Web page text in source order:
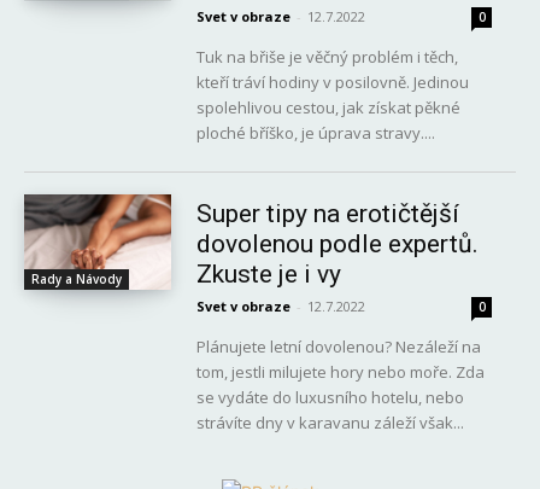
Svet v obraze - 12.7.2022 0
Tuk na břiše je věčný problém i těch,
kteří tráví hodiny v posilovně. Jedinou
spolehlivou cestou, jak získat pěkné
ploché bříško, je úprava stravy....
Rady a Návody
Super tipy na erotičtější
dovolenou podle expertů.
Zkuste je i vy
Svet v obraze - 12.7.2022 0
Plánujete letní dovolenou? Nezáleží na
tom, jestli milujete hory nebo moře. Zda
se vydáte do luxusního hotelu, nebo
strávíte dny v karavanu záleží však...